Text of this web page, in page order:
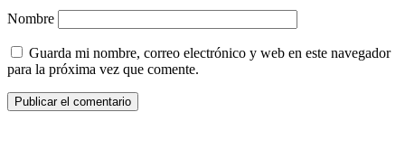
Nombre
Guarda mi nombre, correo electrónico y web en este navegador
para la próxima vez que comente.